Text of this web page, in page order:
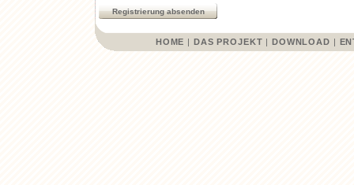
HOME | DAS PROJEKT | DOWNLOAD |